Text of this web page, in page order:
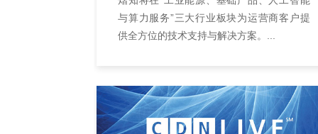
与算力服务”三大行业板块为运营商客户提
供全方位的技术支持与解决方案。...